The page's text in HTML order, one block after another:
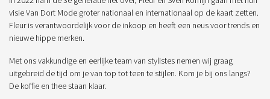
visie Van Dort Mode groter nationaal en internationaal op de kaart zetten.
Fleur is verantwoordelijk voor de inkoop en heeft een neus voor trends en
nieuwe hippe merken.
Met ons vakkundige en eerlijke team van stylistes nemen wij graag
uitgebreid de tijd om je van top tot teen te stijlen. Kom je bij ons langs?
De koffie en thee staan klaar.